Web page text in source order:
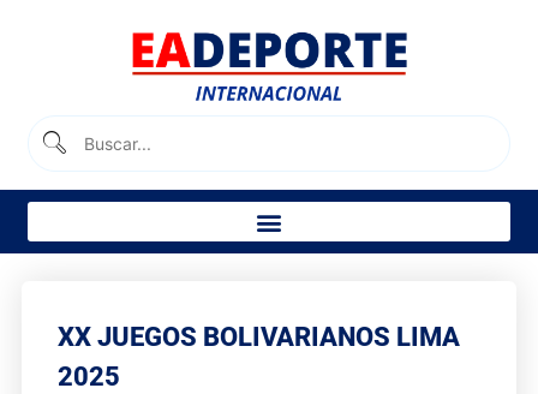
XX JUEGOS BOLIVARIANOS LIMA
2025